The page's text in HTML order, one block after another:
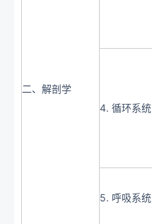
二、解剖学
4. 循环系统
5. 呼吸系统